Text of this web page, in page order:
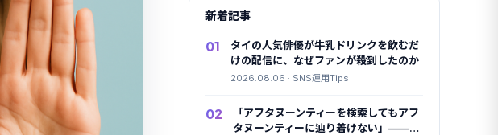
検
新着記事
01
タイの人気俳優が牛乳ドリンクを飲むだ
けの配信に、なぜファンが殺到したのか
2026.08.06 · SNS運用Tips
02
「アフタヌーンティーを検索してもアフ
タヌーンティーに辿り着けない」——